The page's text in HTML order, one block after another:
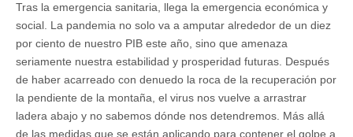
Tras la emergencia sanitaria, llega la emergencia económica y
social. La pandemia no solo va a amputar alrededor de un diez
por ciento de nuestro PIB este año, sino que amenaza
seriamente nuestra estabilidad y prosperidad futuras. Después
de haber acarreado con denuedo la roca de la recuperación por
la pendiente de la montaña, el virus nos vuelve a arrastrar
ladera abajo y no sabemos dónde nos detendremos. Más allá
de las medidas que se están aplicando para contener el golpe a